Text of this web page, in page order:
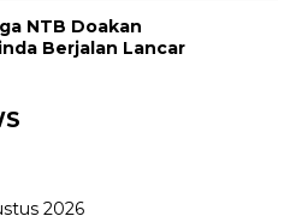
NTB Doakan
Berjalan Lancar
2026